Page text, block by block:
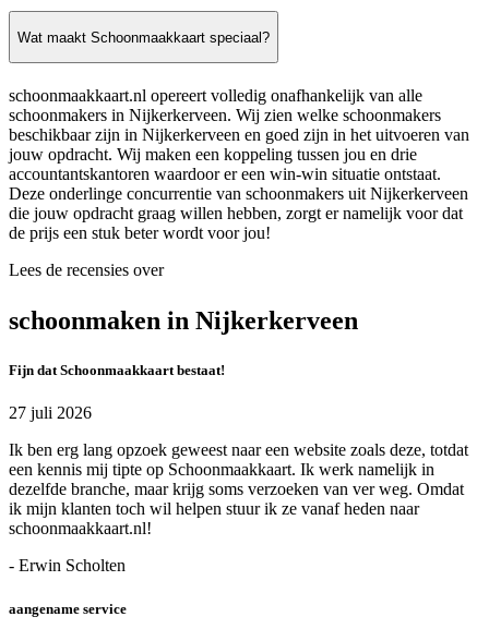
Wat maakt Schoonmaakkaart speciaal?
schoonmaakkaart.nl opereert volledig onafhankelijk van alle
schoonmakers in Nijkerkerveen. Wij zien welke schoonmakers
beschikbaar zijn in Nijkerkerveen en goed zijn in het uitvoeren van
jouw opdracht. Wij maken een koppeling tussen jou en drie
accountantskantoren waardoor er een win-win situatie ontstaat.
Deze onderlinge concurrentie van schoonmakers uit Nijkerkerveen
die jouw opdracht graag willen hebben, zorgt er namelijk voor dat
de prijs een stuk beter wordt voor jou!
Lees de recensies over
schoonmaken in Nijkerkerveen
Fijn dat Schoonmaakkaart bestaat!
27 juli 2026
Ik ben erg lang opzoek geweest naar een website zoals deze, totdat
een kennis mij tipte op Schoonmaakkaart. Ik werk namelijk in
dezelfde branche, maar krijg soms verzoeken van ver weg. Omdat
ik mijn klanten toch wil helpen stuur ik ze vanaf heden naar
schoonmaakkaart.nl!
- Erwin Scholten
aangename service